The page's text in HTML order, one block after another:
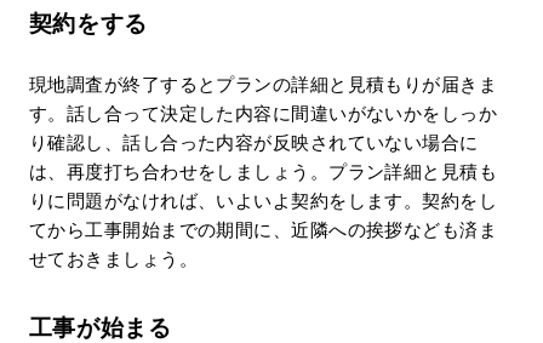
契約をする
現地調査が終了するとプランの詳細と見積もりが届きま
す。話し合って決定した内容に間違いがないかをしっか
り確認し、話し合った内容が反映されていない場合に
は、再度打ち合わせをしましょう。プラン詳細と見積も
りに問題がなければ、いよいよ契約をします。契約をし
てから工事開始までの期間に、近隣への挨拶なども済ま
せておきましょう。
工事が始まる